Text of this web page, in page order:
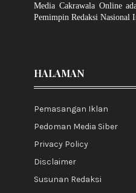
Media Cakrawala Online
Pemimpin Redaksi Nasional
HALAMAN
Pemasangan Iklan
Pedoman Media Siber
Privacy Policy
Disclaimer
Susunan Redaksi